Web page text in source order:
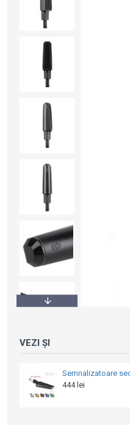
VEZI ȘI
Semnalizatoare LED - Barracuda Freccia (Set semnalizări moto)
199 lei